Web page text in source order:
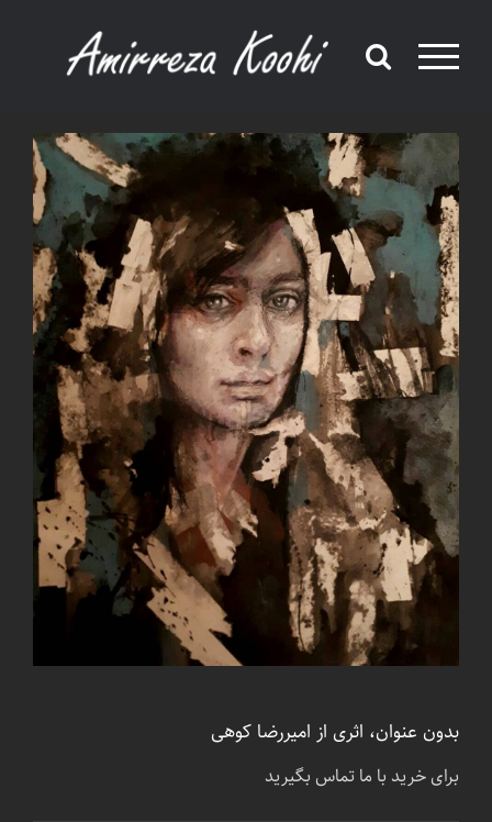
بدون عنوان، اثری از امیررضا کوهی
برای خرید با ما تماس بگیرید